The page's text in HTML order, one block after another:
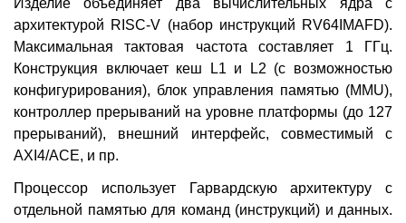
Изделие объединяет два вычислительных ядра с
архитектурой RISC-V (набор инструкций RV64IMAFD).
Максимальная тактовая частота составляет 1 ГГц.
Конструкция включает кеш L1 и L2 (с возможностью
конфигурирования), блок управления памятью (MMU),
контроллер прерываний на уровне платформы (до 127
прерываний), внешний интерфейс, совместимый с
AXI4/ACE, и пр.
Процессор использует Гарвардскую архитектуру с
отдельной памятью для команд (инструкций) и данных.